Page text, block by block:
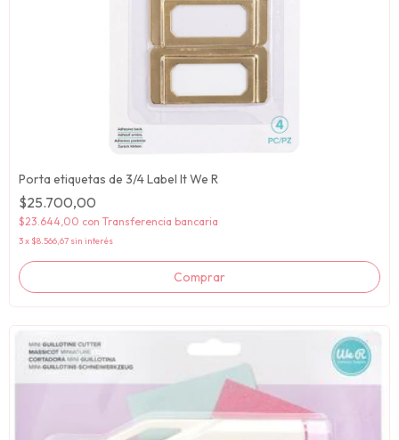
Porta etiquetas de 3/4 Label It We R
$25.700,00
$23.644,00 con Transferencia bancaria
3x $8.566,67 sin interés